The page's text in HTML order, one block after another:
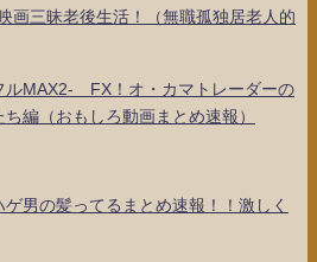
画三昧老後生活！（無職孤独居老人的
ルMAX2- FX！オ・カマトレーダーの
編（おもしろ動画まとめ速報）
男の髪ってるまとめ速報！！激しく